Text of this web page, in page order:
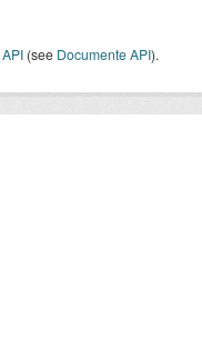
API (see Documente API).